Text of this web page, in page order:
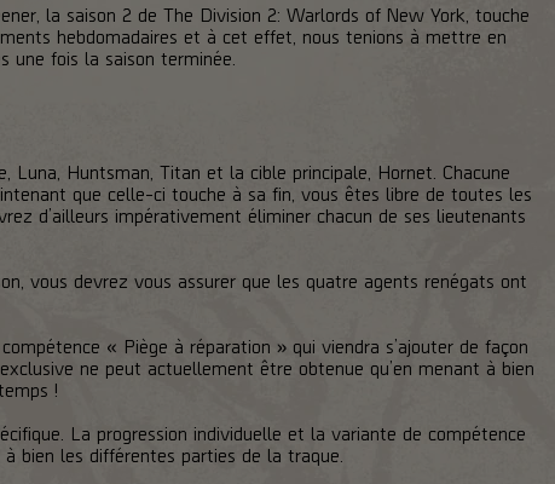
la saison 2 de The Division 2: Warlords of New York, touche
hebdomadaires et à cet effet, nous tenions à mettre en
une fois la saison terminée.
Luna, Huntsman, Titan et la cible principale, Hornet. Chacune
que celle-ci touche à sa fin, vous êtes libre de toutes les
d’ailleurs impérativement éliminer chacun de ses lieutenants
vous devrez vous assurer que les quatre agents renégats ont
« Piège à réparation » qui viendra s’ajouter de façon
ne peut actuellement être obtenue qu’en menant à bien
!
La progression individuelle et la variante de compétence
bien les différentes parties de la traque.